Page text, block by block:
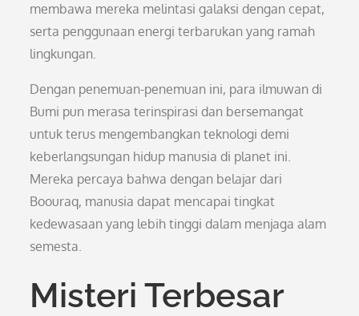
membawa mereka melintasi galaksi dengan cepat,
serta penggunaan energi terbarukan yang ramah
lingkungan.
Dengan penemuan-penemuan ini, para ilmuwan di
Bumi pun merasa terinspirasi dan bersemangat
untuk terus mengembangkan teknologi demi
keberlangsungan hidup manusia di planet ini.
Mereka percaya bahwa dengan belajar dari
Boouraq, manusia dapat mencapai tingkat
kedewasaan yang lebih tinggi dalam menjaga alam
semesta.
Misteri Terbesar